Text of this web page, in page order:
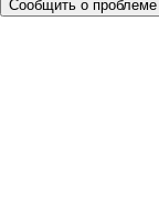
Сообщить о проблеме